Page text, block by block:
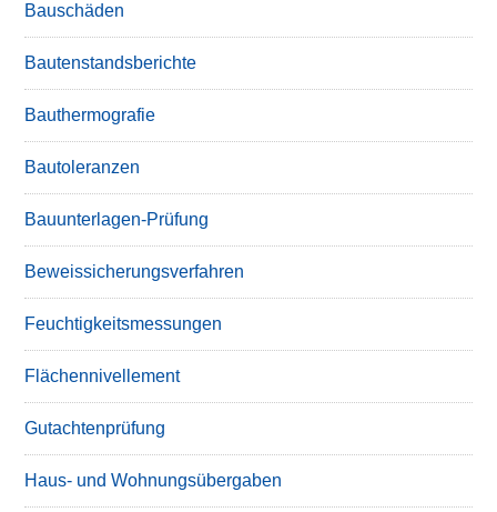
Bauschäden
Bautenstandsberichte
Bauthermografie
Bautoleranzen
Bauunterlagen-Prüfung
Beweissicherungsverfahren
Feuchtigkeitsmessungen
Flächennivellement
Gutachtenprüfung
Haus- und Wohnungsübergaben